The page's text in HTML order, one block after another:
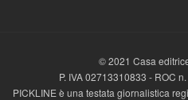
© 2021 Casa
P. IVA 02713310833 - ROC
PICKLINE è una testata giornalistica